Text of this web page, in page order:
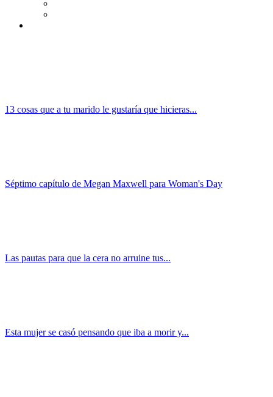
13 cosas que a tu marido le gustaría que hicieras...
Séptimo capítulo de Megan Maxwell para Woman's Day
Las pautas para que la cera no arruine tus...
Esta mujer se casó pensando que iba a morir y...